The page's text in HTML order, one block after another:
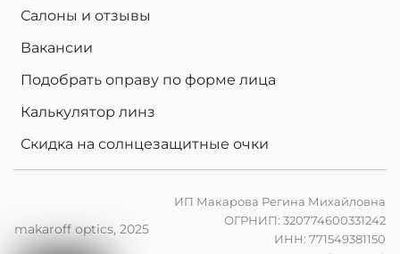
Салоны и отзывы
Вакансии
Подобрать оправу по форме лица
Калькулятор линз
Скидка на солнцезащитные очки
makaroff optics, 2025
ИП Макарова Регина Михайловна
ОГРНИП: 320774600331242
ИНН: 771549381150